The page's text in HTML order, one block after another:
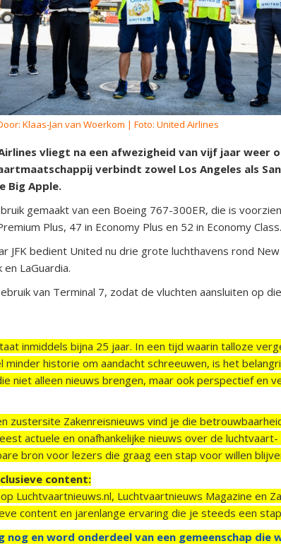
Klaas-Jan van Woerkom | Foto: United Airlines
vliegt na een afwezigheid van vijf jaar weer
verbindt zowel Los Angeles als
Big Apple.
gemaakt van een Boeing 767-300ER, die is
Plus, 47 in Economy Plus en 52 in Economy Class.
JFK bedient United nu drie grote luchthavens rond
LaGuardia.
van Terminal 7, zodat de vluchten aansluiten op
inmiddels bijna 25 jaar. In een tijd waarin talloze
minder historie om aandacht schreeuwen, is het
niet alleen nieuws brengen, maar ook perspectief en
zustersite Zakenreisnieuws vind je die
actuele en onafhankelijke nieuws over de
bron voor lezers die graag een stap voor willen
content:
Luchtvaartnieuws.nl, Luchtvaartnieuws Magazine en
content en jarenlange ervaring die je steeds een
nog en word onderdeel van een gemeenschap die